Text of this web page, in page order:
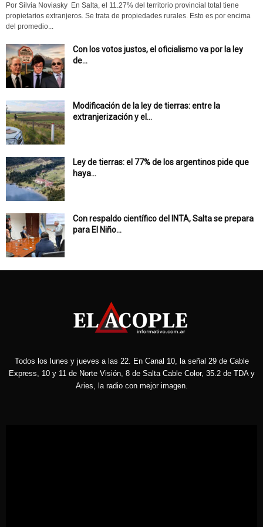
Por Silvia Noviasky En Salta, el 11.27% del territorio provincial total tiene
propietarios extranjeros. Se trata de propiedades rurales. Esto es por encima
del promedio...
Con los votos justos, el oficialismo va por la ley
de...
Modificación de la ley de tierras: entre la
extranjerización y el...
Ley de tierras: el 77% de los argentinos pide que
haya...
Con respaldo científico del INTA, Salta se prepara
para El Niño...
Todos los lunes y jueves a las 22. En Canal 10, la señal 29 de Cable
Express, 10 y 11 de Norte Visión, 8 de Salta Cable Color, 35.2 de TDA y
Aries, la radio con mejor imagen.